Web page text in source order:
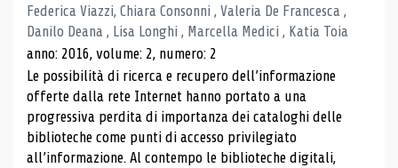
Federica Viazzi, Chiara Consonni , Valeria De Francesca ,
Danilo Deana , Lisa Longhi , Marcella Medici , Katia Toia
anno: 2016, volume: 2, numero: 2
Le possibilità di ricerca e recupero dell’informazione
offerte dalla rete Internet hanno portato a una
progressiva perdita di importanza dei cataloghi delle
biblioteche come punti di accesso privilegiato
all’informazione. Al contempo le biblioteche digitali,